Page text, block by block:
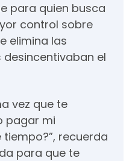
para quien busca
control sobre
elimina las
el
vez que te
pagar mi
recuerda
para que te